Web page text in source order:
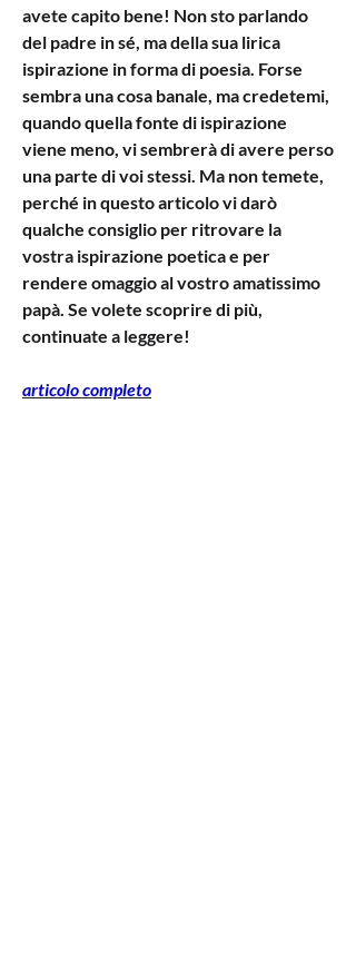
avete capito bene! Non sto parlando
del padre in sé, ma della sua lirica
ispirazione in forma di poesia. Forse
sembra una cosa banale, ma credetemi,
quando quella fonte di ispirazione
viene meno, vi sembrerà di avere perso
una parte di voi stessi. Ma non temete,
perché in questo articolo vi darò
qualche consiglio per ritrovare la
vostra ispirazione poetica e per
rendere omaggio al vostro amatissimo
papà. Se volete scoprire di più,
continuate a leggere!
articolo completo